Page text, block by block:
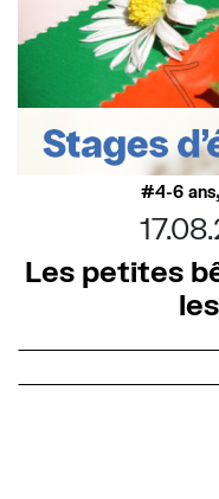
4-6 ans
Les petites